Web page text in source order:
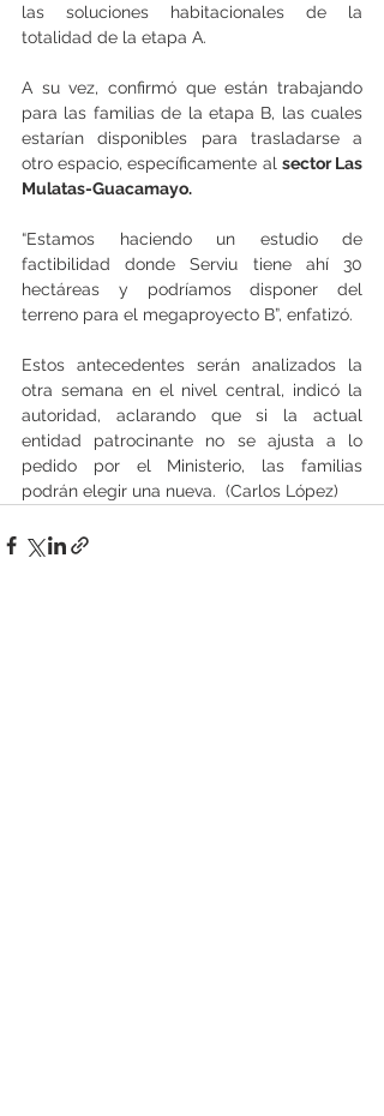
las soluciones habitacionales de la
totalidad de la etapa A.
A su vez, confirmó que están trabajando
para las familias de la etapa B, las cuales
estarían disponibles para trasladarse a
otro espacio, específicamente al sector Las
Mulatas-Guacamayo.
“Estamos haciendo un estudio de
factibilidad donde Serviu tiene ahí 30
hectáreas y podríamos disponer del
terreno para el megaproyecto B”, enfatizó.
Estos antecedentes serán analizados la
otra semana en el nivel central, indicó la
autoridad, aclarando que si la actual
entidad patrocinante no se ajusta a lo
pedido por el Ministerio, las familias
podrán elegir una nueva.  (Carlos López)